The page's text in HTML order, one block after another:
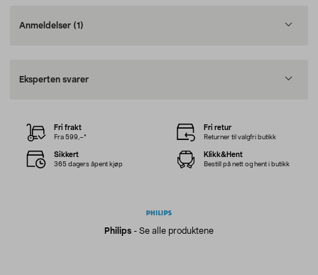
Anmeldelser (1)
Eksperten svarer
Philips - Se alle produktene
Fri frakt
Fra 599,–*
Fri retur
Returner til valgfri butikk
Sikkert
365 dagers åpent kjøp
Klikk&Hent
Bestill på nett og hent i butikk